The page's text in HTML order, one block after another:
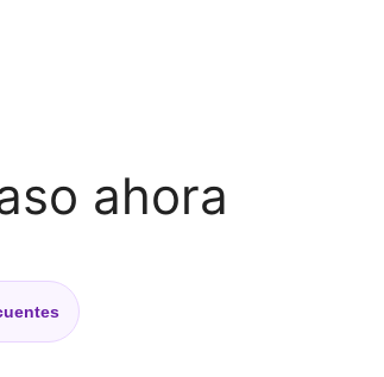
ahora